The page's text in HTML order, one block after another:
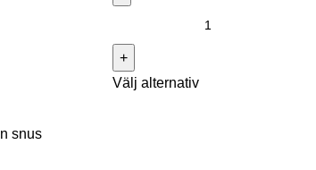
Välj alternativ